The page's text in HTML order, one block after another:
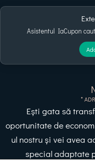
Asistentul IaCupon
*
Ești gata să
oportunitate de
ul nostru și vei avea
special adaptate